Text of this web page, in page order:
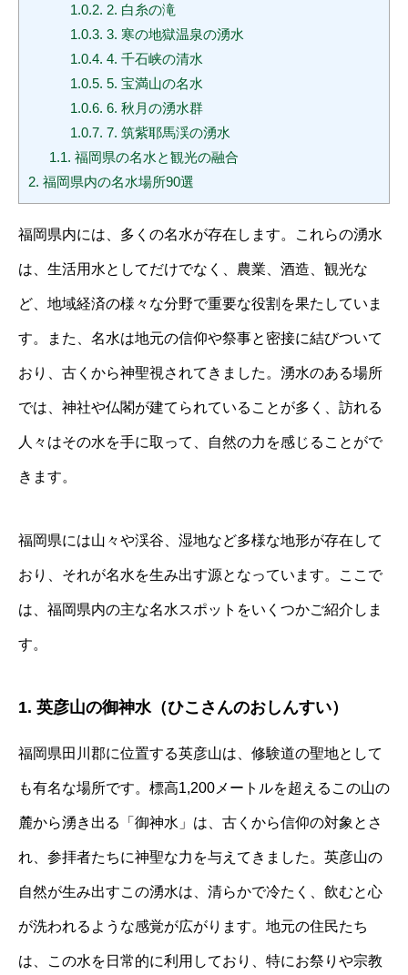
1.0.2. 2. 白糸の滝
1.0.3. 3. 寒の地獄温泉の湧水
1.0.4. 4. 千石峡の清水
1.0.5. 5. 宝満山の名水
1.0.6. 6. 秋月の湧水群
1.0.7. 7. 筑紫耶馬渓の湧水
1.1. 福岡県の名水と観光の融合
2. 福岡県内の名水場所90選
福岡県内には、多くの名水が存在します。これらの湧水
は、生活用水としてだけでなく、農業、酒造、観光な
ど、地域経済の様々な分野で重要な役割を果たしていま
す。また、名水は地元の信仰や祭事と密接に結びついて
おり、古くから神聖視されてきました。湧水のある場所
では、神社や仏閣が建てられていることが多く、訪れる
人々はその水を手に取って、自然の力を感じることがで
きます。
福岡県には山々や渓谷、湿地など多様な地形が存在して
おり、それが名水を生み出す源となっています。ここで
は、福岡県内の主な名水スポットをいくつかご紹介しま
す。
1. 英彦山の御神水（ひこさんのおしんすい）
福岡県田川郡に位置する英彦山は、修験道の聖地として
も有名な場所です。標高1,200メートルを超えるこの山の
麓から湧き出る「御神水」は、古くから信仰の対象とさ
れ、参拝者たちに神聖な力を与えてきました。英彦山の
自然が生み出すこの湧水は、清らかで冷たく、飲むと心
が洗われるような感覚が広がります。地元の住民たち
は、この水を日常的に利用しており、特にお祭りや宗教